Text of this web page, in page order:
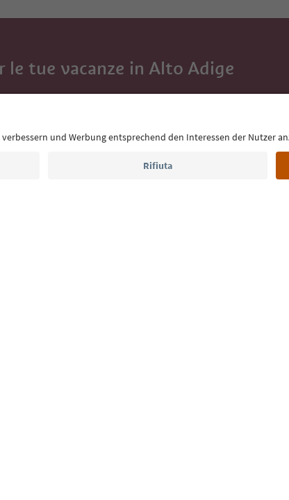
le tue vacanze in Alto Adige
Adige ricevi consigli per le tue vacanze,